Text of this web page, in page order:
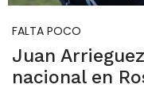
FALTA POCO
Juan
nacional en